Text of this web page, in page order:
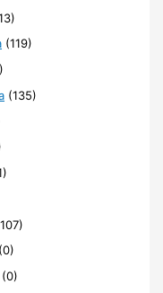
(119)
(135)
(0)
(0)